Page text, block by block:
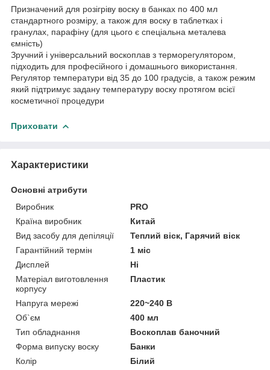
Призначений для розігріву воску в банках по 400 мл
стандартного розміру, а також для воску в таблетках і
гранулах, парафіну (для цього є спеціальна металева
ємність)
Зручний і універсальний воскоплав з терморегулятором,
підходить для професійного і домашнього використання.
Регулятор температури від 35 до 100 градусів, а також режим
який підтримує задану температуру воску протягом всієї
косметичної процедури
Приховати
Характеристики
Основні атрибути
Виробник
PRO
Країна виробник
Китай
Вид засобу для депіляції
Теплий віск, Гарячий віск
Гарантійний термін
1 міс
Дисплей
Ні
Матеріал виготовлення
корпусу
Пластик
Напруга мережі
220~240 В
Об`єм
400 мл
Тип обладнання
Воскоплав баночний
Форма випуску воску
Банки
Колір
Білий